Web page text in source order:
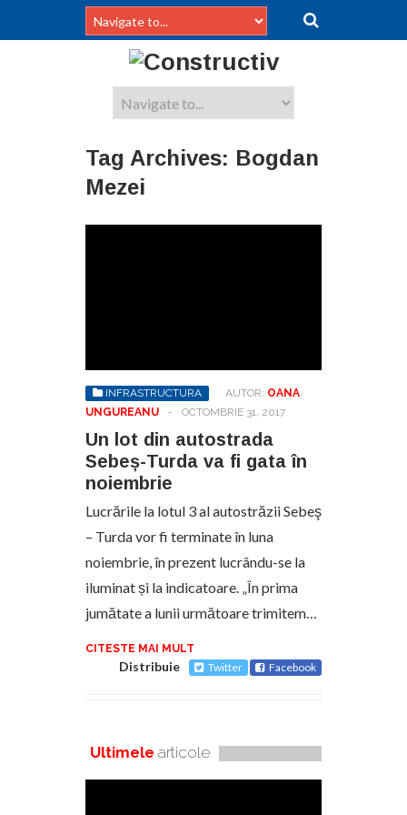
Tag Archives: Bogdan
Mezei
INFRASTRUCTURA AUTOR: OANA
UNGUREANU
- OCTOMBRIE 31, 2017
Un lot din autostrada
Sebeș-Turda va fi gata în
noiembrie
Lucrările la lotul 3 al autostrăzii Sebeş
– Turda vor fi terminate în luna
noiembrie, în prezent lucrându-se la
iluminat și la indicatoare. „În prima
jumătate a lunii următoare trimitem…
CITESTE MAI MULT
Distribuie Twitter Facebook
Ultimele articole